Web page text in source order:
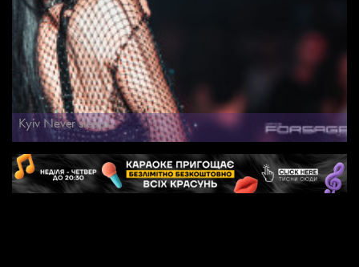
Kyiv Never sleeps